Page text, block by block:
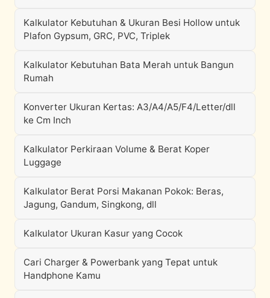
Kalkulator Kebutuhan & Ukuran Besi Hollow untuk
Plafon Gypsum, GRC, PVC, Triplek
Kalkulator Kebutuhan Bata Merah untuk Bangun
Rumah
Konverter Ukuran Kertas: A3/A4/A5/F4/Letter/dll
ke Cm Inch
Kalkulator Perkiraan Volume & Berat Koper
Luggage
Kalkulator Berat Porsi Makanan Pokok: Beras,
Jagung, Gandum, Singkong, dll
Kalkulator Ukuran Kasur yang Cocok
Cari Charger & Powerbank yang Tepat untuk
Handphone Kamu